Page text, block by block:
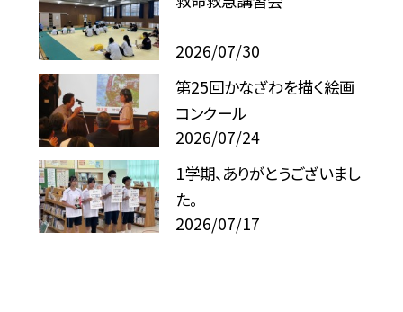
2026/07/30
第25回かなざわを描く絵画
コンクール
2026/07/24
1学期、ありがとうございまし
た。
2026/07/17